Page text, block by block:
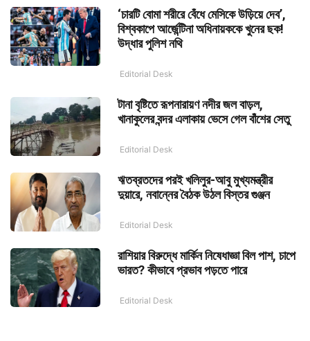
‘চারটি বোমা শরীরে বেঁধে মেসিকে উড়িয়ে দেব’,
বিশ্বকাপে আর্জেন্টিনা অধিনায়ককে খুনের ছক!
উদ্ধার পুলিশ নথি
Editorial Desk
টানা বৃষ্টিতে রূপনারায়ণ নদীর জল বাড়ল,
খানাকুলের বন্দর এলাকায় ভেসে গেল বাঁশের সেতু
Editorial Desk
ঋতব্রতদের পরই খলিলুর-আবু মুখ্যমন্ত্রীর
দুয়ারে, নবান্নের বৈঠক উঠল বিস্তর গুঞ্জন
Editorial Desk
রাশিয়ার বিরুদ্ধে মার্কিন নিষেধাজ্ঞা বিল পাশ, চাপে
ভারত? কীভাবে প্রভাব পড়তে পারে
Editorial Desk